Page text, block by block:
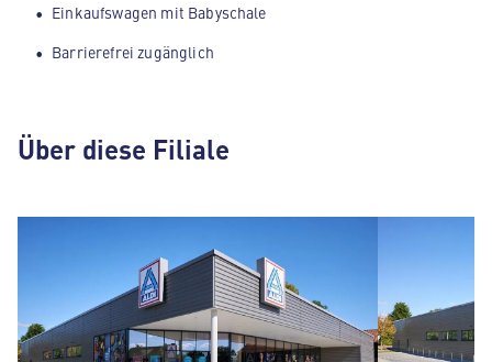
Einkaufswagen mit Babyschale
Barrierefrei zugänglich
Über diese Filiale